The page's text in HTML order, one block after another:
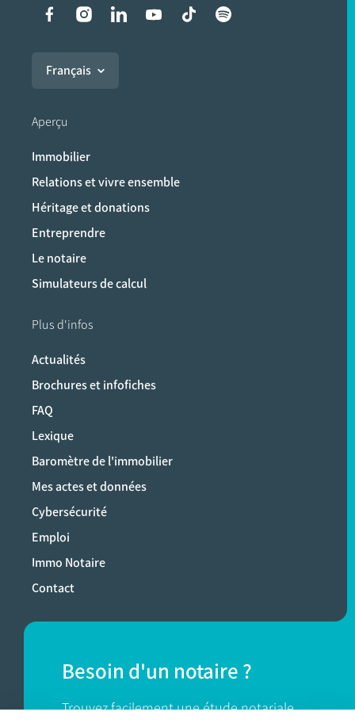
Liens vers les réseaux
Français
Aperçu
Immobilier
Relations et vivre ensemble
Héritage et donations
Entreprendre
Le notaire
Simulateurs de calcul
Plus d'infos
Actualités
Brochures et infofiches
FAQ
Lexique
Baromètre de l'immobilier
Mes actes et données
Cybersécurité
Emploi
Immo Notaire
Contact
Besoin d'un notaire ?
Trouvez facilement une étude notariale